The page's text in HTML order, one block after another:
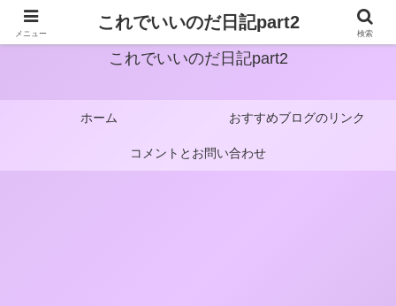
これでいいのだ日記part2
ホーム おすすめブログのリンク
コメントとお問い合わせ
メニュー
これでいいのだ日記part2
検索